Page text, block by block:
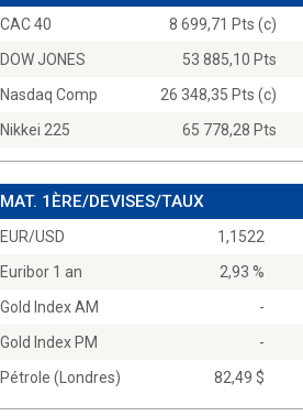
CAC 40 8 699,71 Pts (c)
DOW JONES
53 885,10 Pts
Nasdaq Comp
26 348,35 Pts (c)
Nikkei 225
65 778,28 Pts
MAT. 1ÈRE/DEVISES/TAUX
EUR/USD 1,1522
Euribor 1 an
2,93 %
Gold Index AM
-
Gold Index PM
-
Pétrole (Londres)
82,49 $